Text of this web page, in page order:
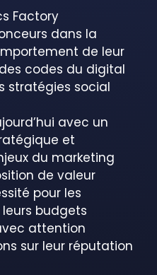
Factory
dans la
de leur
codes du digital
stratégies social
avec un
et
du marketing
de valeur
pour les
budgets
attention
sur leur réputation